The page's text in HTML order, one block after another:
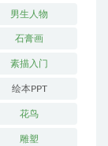
男生人物
石膏画
素描入门
绘本PPT
花鸟
雕塑